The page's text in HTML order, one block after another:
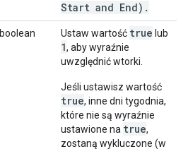
Start and End).
boolean Ustaw wartość true lub
1, aby wyraźnie
uwzględnić wtorki.
Jeśli ustawisz wartość
true, inne dni tygodnia,
które nie są wyraźnie
ustawione na true,
zostaną wykluczone (w